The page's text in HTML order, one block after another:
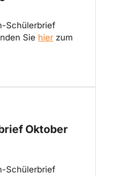
Schülerbrief
Sie hier zum
Oktober
Schülerbrief